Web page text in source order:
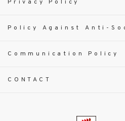
Privacy Policy
Policy Against Anti-
Communication Policy
CONTACT